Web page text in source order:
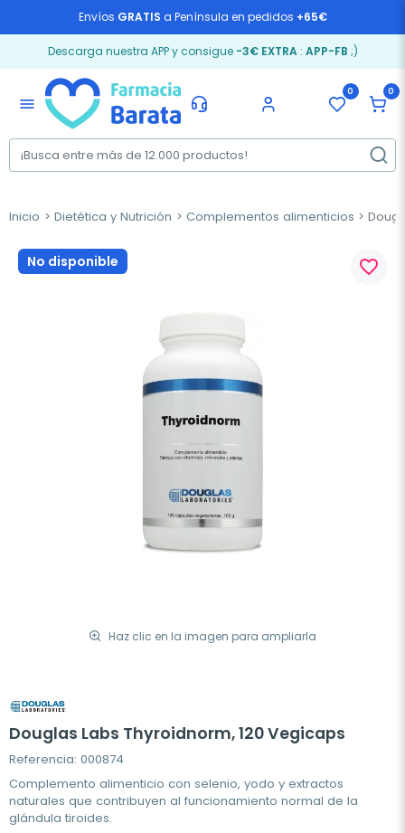
Envíos GRATIS a Península en pedidos +65€
Descarga nuestra APP y consigue -3€ EXTRA: APP-FB ;)
menu
0 0
Inicio Dietética y Nutrición Complementos alimenticios
No disponible
Haz clic en la imagen para ampliarla
favorite_border
Douglas Labs Thyroidnorm, 120 Vegicaps
Referencia: 000874
Complemento alimenticio con selenio, yodo y extractos
naturales que contribuyen al funcionamiento normal de la
glándula tiroides.